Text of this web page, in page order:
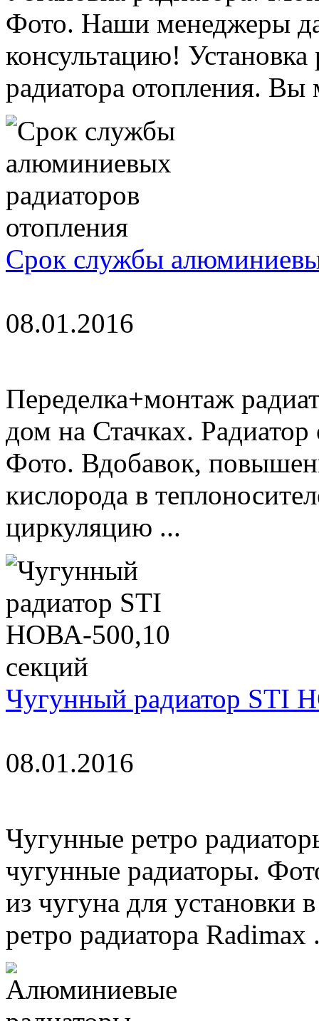
Фото. Наши менеджеры
консультацию!
радиатора отопления. Вы
Срок службы
08.01.2016
Переделка+монтаж
дом на Стачках.
Фото. Вдобавок,
кислорода в
циркуляцию ...
Чугунный радиатор STI
08.01.2016
Чугунные ретро
чугунные радиаторы.
из чугуна для установки
ретро радиатора Radimax